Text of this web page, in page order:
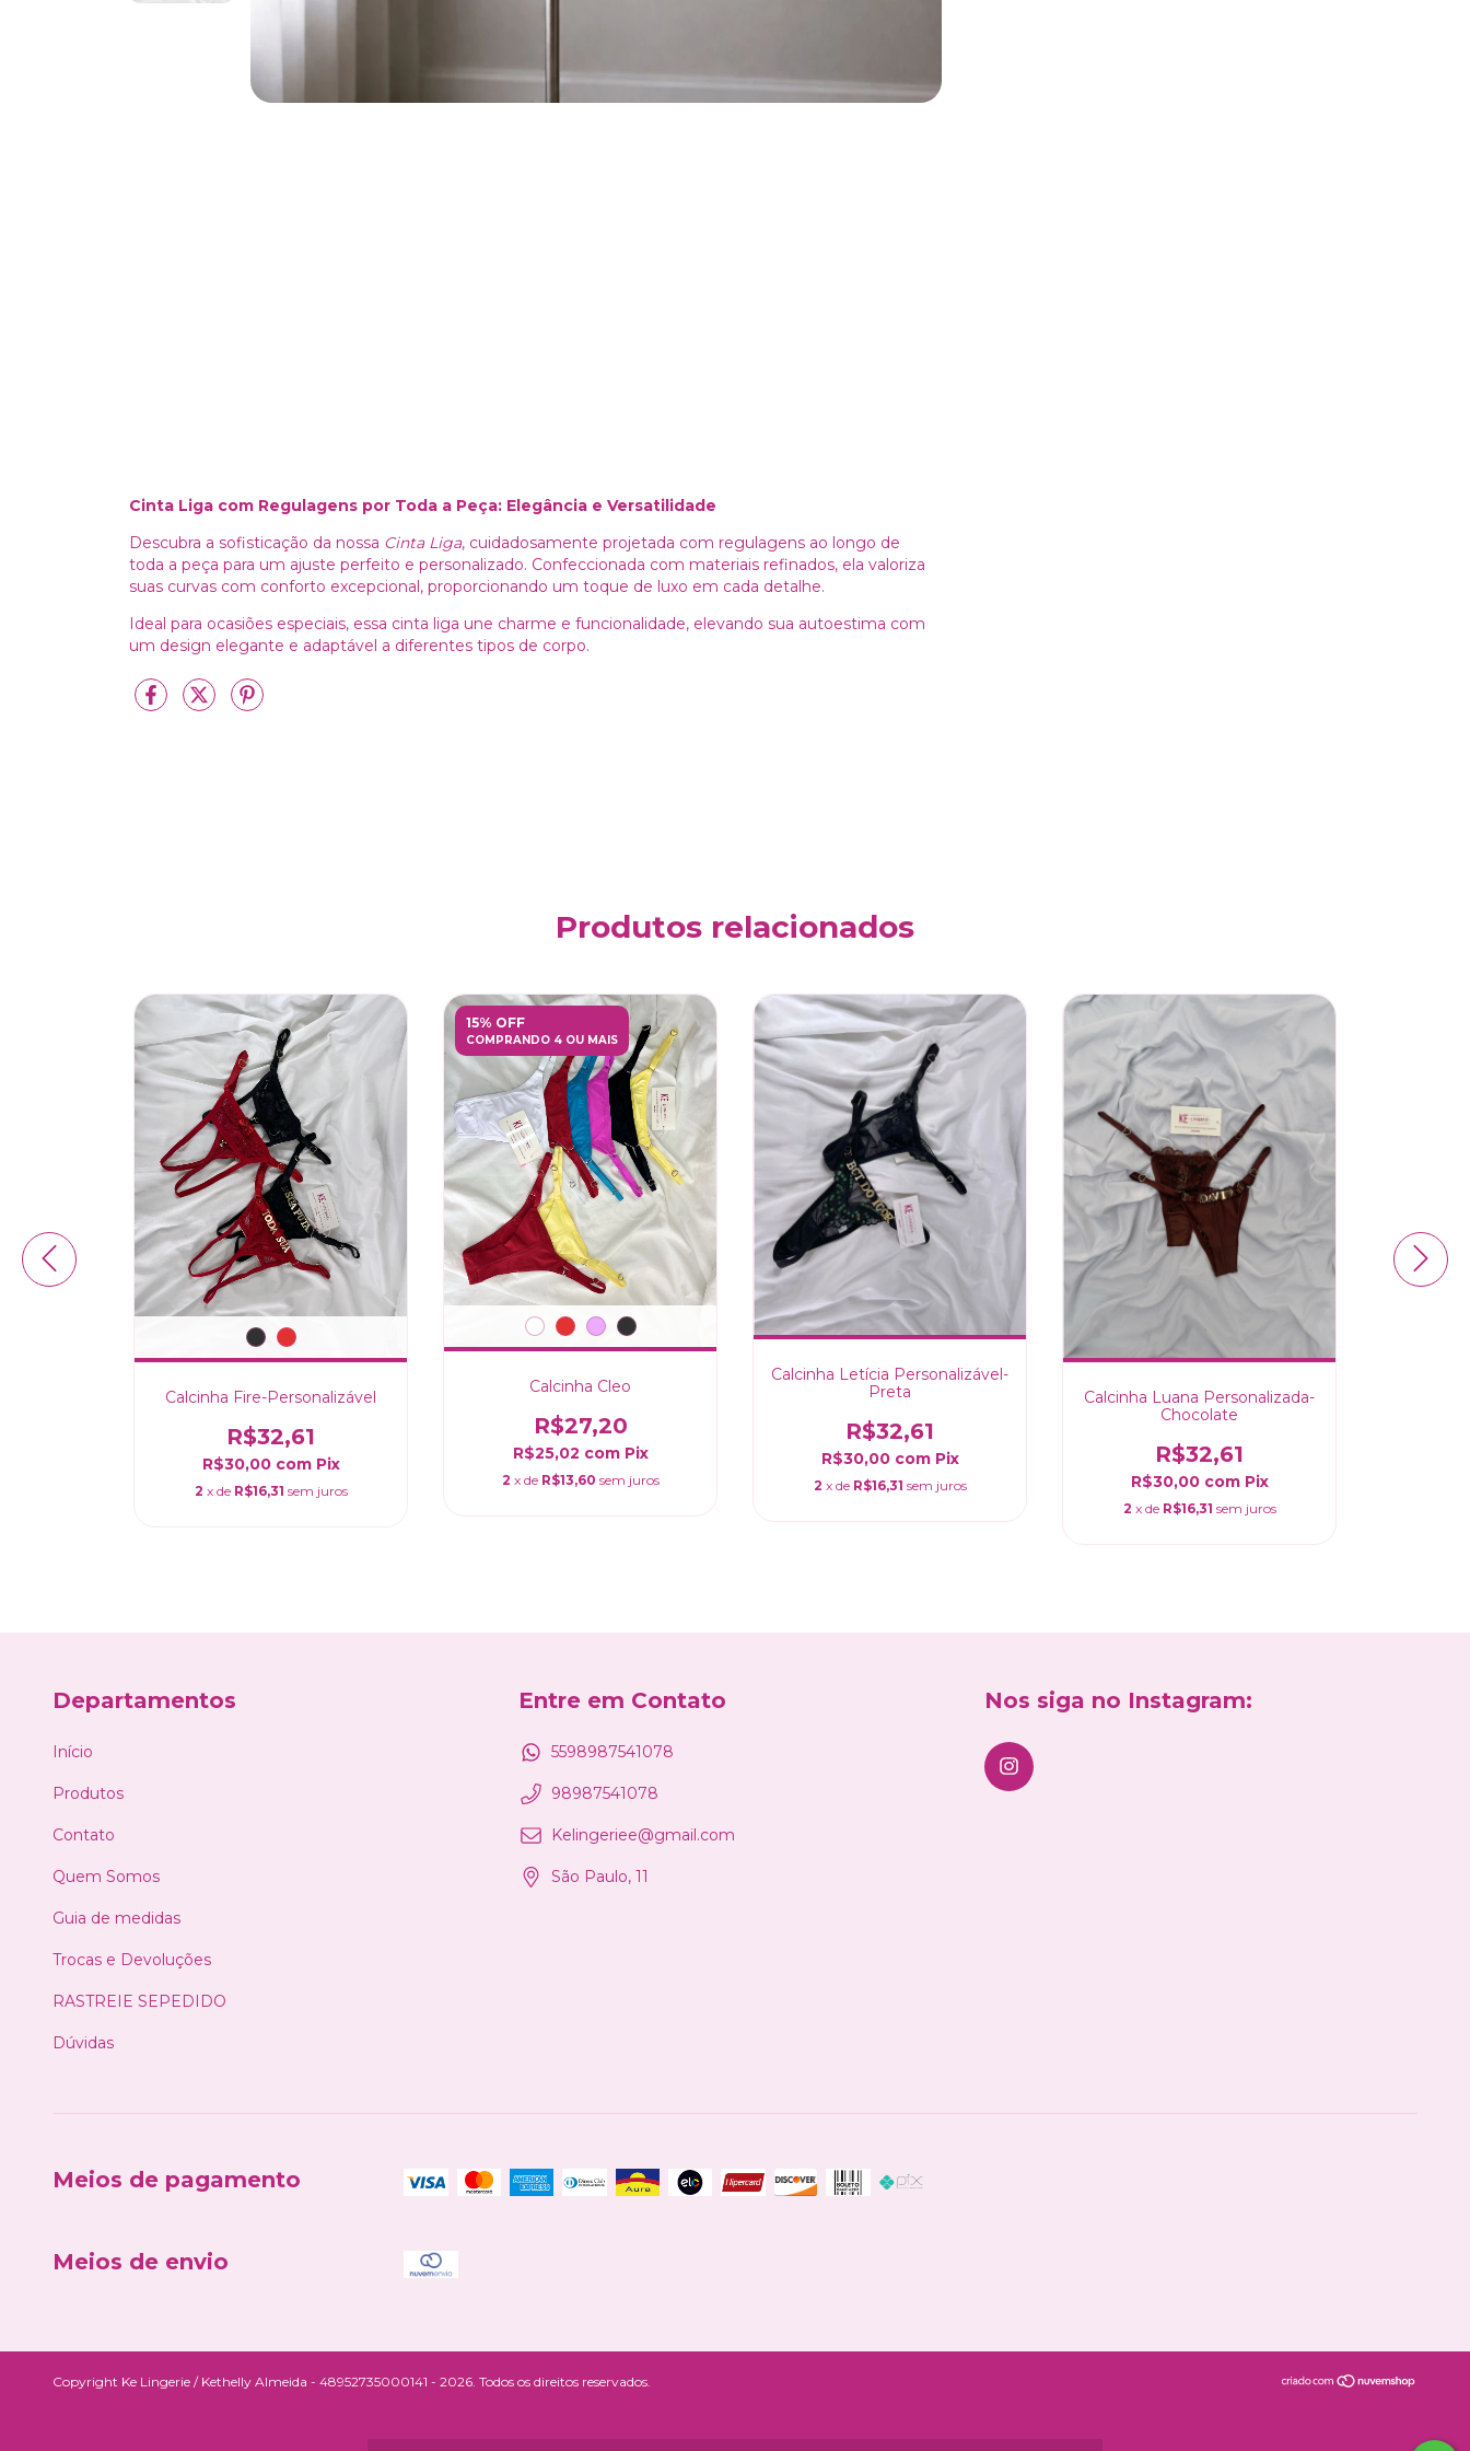
Cinta Liga com Regulagens por Toda a Peça: Elegância e Versatilidade
Descubra a sofisticação da nossa Cinta Liga, cuidadosamente projetada com regulagens ao longo de
toda a peça para um ajuste perfeito e personalizado. Confeccionada com materiais refinados, ela valoriza
suas curvas com conforto excepcional, proporcionando um toque de luxo em cada detalhe.
Ideal para ocasiões especiais, essa cinta liga une charme e funcionalidade, elevando sua autoestima com
um design elegante e adaptável a diferentes tipos de corpo.
Produtos relacionados
Calcinha Fire-Personalizável
R$32,61
R$30,00 com Pix
2 x de R$16,31 sem juros
15% OFF
COMPRANDO 4 OU MAIS
Calcinha Cleo
R$27,20
R$25,02 com Pix
2 x de R$13,60 sem juros
Calcinha Letícia Personalizável-
Preta
R$32,61
R$30,00 com Pix
2 x de R$16,31 sem juros
Calcinha Luana Personalizada-
Chocolate
R$32,61
R$30,00 com Pix
2 x de R$16,31 sem juros
Departamentos
Início
Produtos
Contato
Quem Somos
Guia de medidas
Trocas e Devoluções
RASTREIE SEPEDIDO
Dúvidas
Entre em Contato
5598987541078
98987541078
Kelingeriee@gmail.com
São Paulo, 11
Nos siga no Instagram:
Meios de pagamento
Meios de envio
Copyright Ke Lingerie / Kethelly Almeida - 48952735000141 - 2026. Todos os direitos reservados.